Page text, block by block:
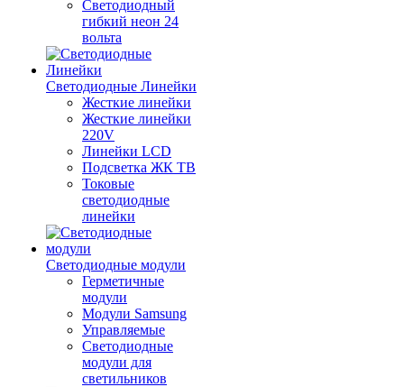
Светодиодный
гибкий неон 24
вольта
Светодиодные Линейки
Жесткие линейки
Жесткие линейки
220V
Линейки LCD
Подсветка ЖК ТВ
Токовые
светодиодные
линейки
Светодиодные модули
Герметичные
модули
Модули Samsung
Управляемые
Светодиодные
модули для
светильников